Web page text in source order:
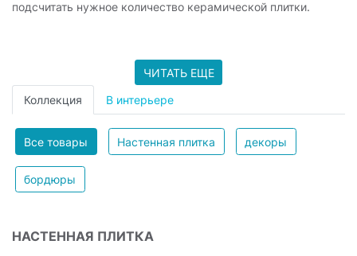
подсчитать нужное количество керамической плитки.
ЧИТАТЬ ЕЩЕ
Коллекция В интерьере
Все товары Настенная плитка декоры
бордюры
НАСТЕННАЯ ПЛИТКА